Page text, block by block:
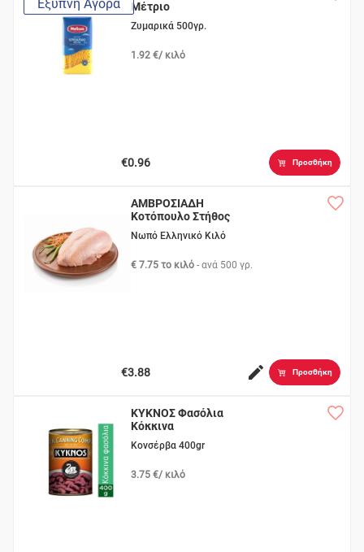
Έξυπνη Αγορά Μέτριο
Ζυμαρικά 500γρ.
1.92 €/ κιλό
€0.96 Προσθήκη
ΑΜΒΡΟΣΙΑΔΗ
Κοτόπουλο Στήθος
Νωπό Ελληνικό Κιλό
€ 7.75 το κιλό - ανά 500 γρ.
€3.88 Προσθήκη
ΚΥΚΝΟΣ Φασόλια
Κόκκινα
Κονσέρβα 400gr
3.75 €/ κιλό